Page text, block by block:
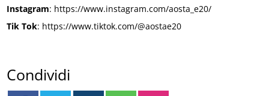
Instagram: https://www.instagram.com/aosta_e20/
Tik Tok: https://www.tiktok.com/@aostae20
Condividi